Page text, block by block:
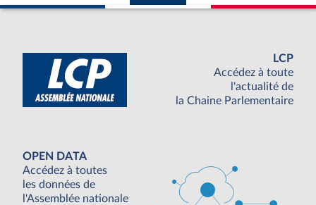
LCP
Accédez à toute
l'actualité de
la Chaine Parlementaire
OPEN DATA
Accédez à toutes
les données de
l'Assemblée nationale